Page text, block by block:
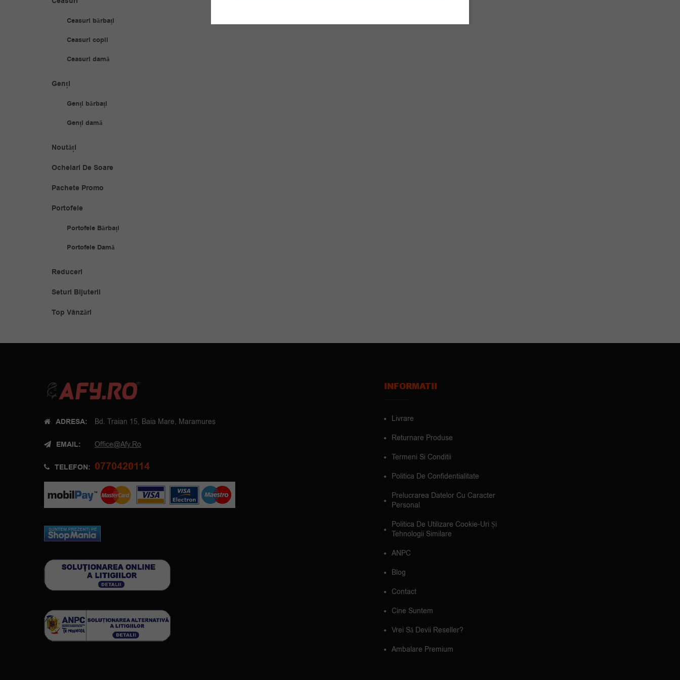
Ceasuri bărbați
Ceasuri copii
Ceasuri damă
Genți
Genți bărbați
Genți damă
Noutăți
Ochelari De Soare
Pachete Promo
Portofele
Portofele Bărbați
Portofele Damă
Reduceri
Seturi Bijuterii
Top Vânzări
ADRESA: Bd. Traian 15, Baia Mare, Maramures
EMAIL: Office@afy.ro
TELEFON: 0770420114
INFORMATII
Livrare
Returnare Produse
Termeni Si Conditii
Politica De Confidentialitate
Prelucrarea Datelor Cu Caracter
Personal
Politica De Utilizare Cookie-Uri Și
Tehnologii Similare
ANPC
Blog
Contact
Cine Suntem
Vrei Să Devii Reseller?
Ambalare Premium